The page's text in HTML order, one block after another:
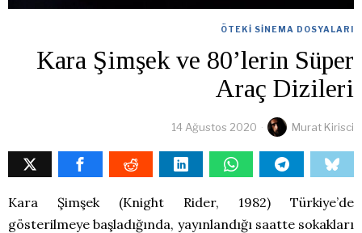
ÖTEKI SINEMA DOSYALARI
Kara Şimşek ve 80’lerin Süper
Araç Dizileri
14 Ağustos 2020 Murat Kirisci
Kara Şimşek (Knight Rider, 1982) Türkiye’de
gösterilmeye başladığında, yayınlandığı saatte sokakları